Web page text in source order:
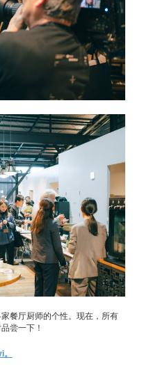
餐厅厨师的个性。现在，所有
尝一下！